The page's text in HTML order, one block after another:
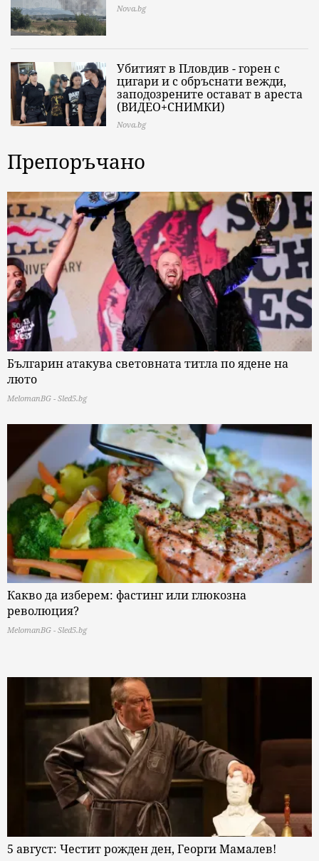
Nova.bg
Убитият в Пловдив - горен с
цигари и с обръснати вежди,
заподозрените остават в ареста
(ВИДЕО+СНИМКИ)
Nova.bg
Препоръчано
Българин атакува световната титла по ядене на
люто
MelomanBG - Sled5.bg
Какво да изберем: фастинг или глюкозна
революция?
MelomanBG - Sled5.bg
5 август: Честит рожден ден, Георги Мамалев!